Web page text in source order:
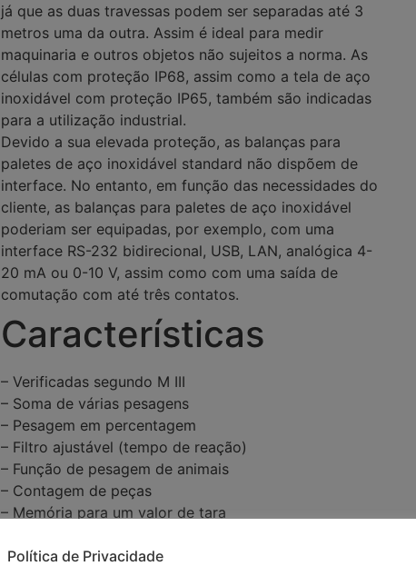
já que as duas travessas podem ser separadas até 3
metros uma da outra. Assim é ideal para medir
maquinaria e outros objetos não sujeitos a norma. As
células com proteção IP68, assim como a tela de aço
inoxidável com proteção IP65, também são indicadas
para a utilização industrial.
Devido a sua elevada proteção, as balanças para
paletes de aço inoxidável standard não dispõem de
interface. No entanto, em função das necessidades do
cliente, as balanças para paletes de aço inoxidável
poderiam ser equipadas, por exemplo, com uma
interface RS-232 bidirecional, USB, LAN, analógica 4-
20 mA ou 0-10 V, assim como com uma saída de
comutação com até três contatos.
Características
– Verificadas segundo M III
– Soma de várias pesagens
– Pesagem em percentagem
– Filtro ajustável (tempo de reação)
– Função de pesagem de animais
– Contagem de peças
– Memória para um valor de tara
– Determinação da tolerância MIN / MAX / OK
Política de Privacidade